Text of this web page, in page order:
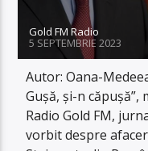
Gold FM Radio
5 SEPTEMBRIE 2023
Autor: Oana-
Gușă, și-n căpușă”,
Radio Gold FM,
vorbit despre